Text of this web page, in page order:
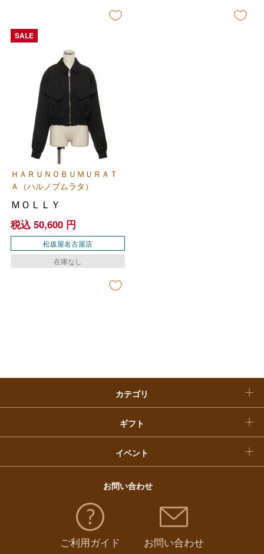
SALE
ＨＡＲＵＮＯＢＵＭＵＲＡＴ
Ａ（ハルノブムラタ）
ＭＯＬＬＹ
税込 50,600円
松坂屋名古屋店
在庫なし
カテゴリ
フード＆スイーツ
ビューティー
ホーム＆インテリア
ベビー＆キッズ
ギフト
大丸・松坂屋のギフト
結婚内祝い
お香典返し
イベント
バレンタインチョコレート
ホワイトデー
お中元
敬老の日
福袋
お問い合わせ
ご利用ガイド お問い合わせ